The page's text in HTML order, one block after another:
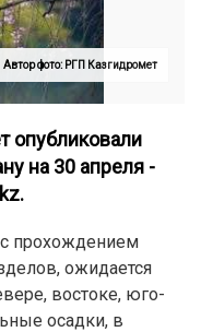
Автор фото: РГП Казгидромет
опубликовали
на 30 апреля -
прохождением
ожидается
востоке, юго-
осадки, в